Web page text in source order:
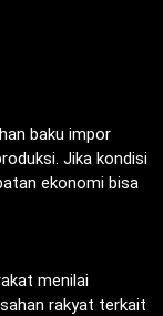
baku impor
Jika kondisi
ekonomi bisa
menilai
rakyat terkait